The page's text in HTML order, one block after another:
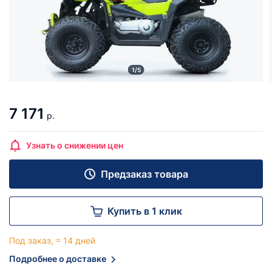
1/5
7 171 р.
Узнать о снижении цен
Предзаказ товара
Купить в 1 клик
Под заказ, ≈ 14 дней
Подробнее о доставке